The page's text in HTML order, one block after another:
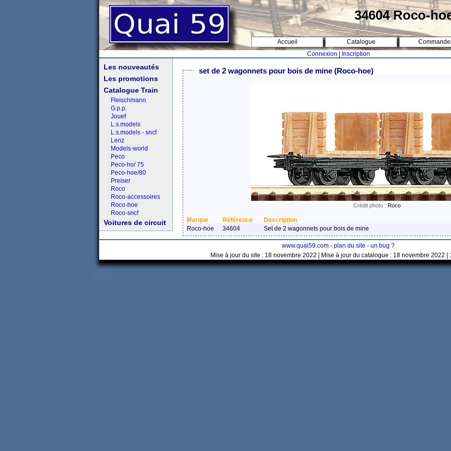
34604 Roco-
Accueil Catalogue
Connexion
Inscription
Les nouveautés
Les promotions
Catalogue Train
Fleischmann
G.p.p.
Jouef
L.s.models
L.s.models - sncf
Lenz
Models-world
Peco
Peco-ho/ 75
Peco-hoe/80
Preiser
Roco
Roco-accessoires
Roco-hoe
Roco-sncf
Voitures de circuit
set de 2 wagonnets pour bois de mine (Roco-hoe)
Crédit photo : Roco
Marque Référence Description
Roco-hoe
34604 Set de 2 wagonnets pour bois de mine
www.quai59.com - plan du site - un bug ?
Mise à jour du site : 18 novembre 2022 | Mise à jour du catalogue : 18 novembre 2022 |